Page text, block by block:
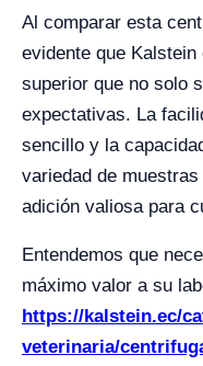
Al comparar esta
evidente que
superior que no solo
expectativas. La
sencillo y la
variedad de
adición valiosa para
Entendemos que
máximo valor a su
https://kalstein.ec/
veterinaria/